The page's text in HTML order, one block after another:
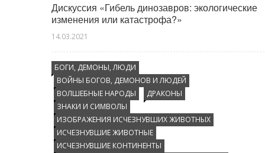
Дискуссия «Гибель динозавров: экологические
изменения или катастрофа?»
14.03.2021
БОГИ, ДЕМОНЫ, ЛЮДИ
ВОЙНЫ БОГОВ, ДЕМОНОВ И ЛЮДЕЙ
ВОЛШЕБНЫЕ НАРОДЫ
ДРАКОНЫ
ЗНАКИ И СИМВОЛЫ
ИЗОБРАЖЕНИЯ ИСЧЕЗНУВШИХ ЖИВОТНЫХ
ИСЧЕЗНУВШИЕ ЖИВОТНЫЕ
ИСЧЕЗНУВШИЕ КОНТИНЕНТЫ